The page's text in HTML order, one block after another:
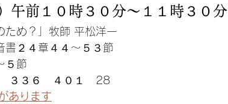
午前１０時３０分〜１１時３０分
ため？」牧師 平松洋一
書２４章４４〜５３節
５節
３３６　４０１　28
あります